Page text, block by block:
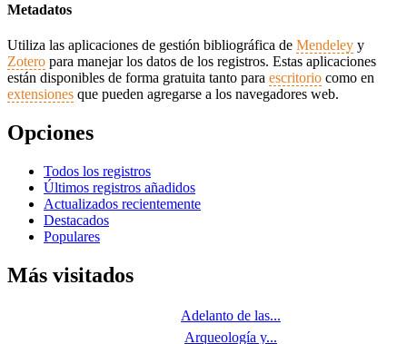
Metadatos
Utiliza las aplicaciones de gestión bibliográfica de Mendeley y
Zotero para manejar los datos de los registros. Estas aplicaciones
están disponibles de forma gratuita tanto para escritorio como en
extensiones que pueden agregarse a los navegadores web.
Opciones
Todos los registros
Últimos registros añadidos
Actualizados recientemente
Destacados
Populares
Más visitados
Adelanto de las...
Arqueología y...